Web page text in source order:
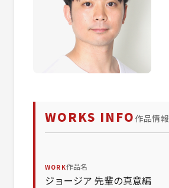
WORKS INFO 作品情報
WORK作品名
ジョージア 先輩の真意編